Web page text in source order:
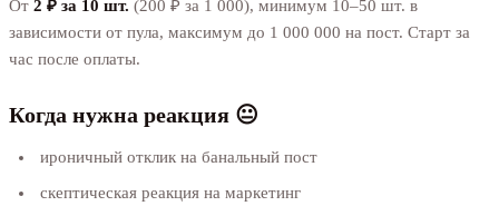
От 2 ₽ за 10 шт. (200 ₽ за 1 000), минимум 10–50 шт. в
зависимости от пула, максимум до 1 000 000 на пост. Старт за
час после оплаты.
Когда нужна реакция 😐
ироничный отклик на банальный пост
скептическая реакция на маркетинг